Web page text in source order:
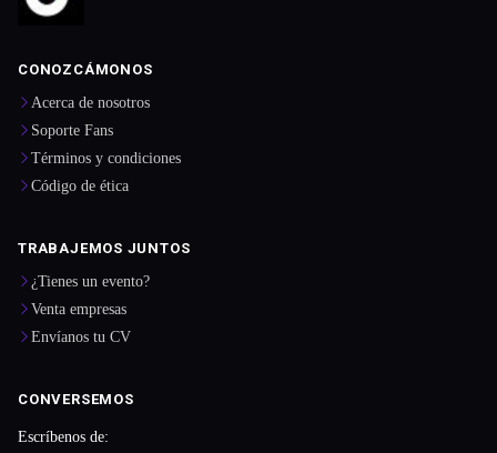
CONOZCÁMONOS
Acerca de nosotros
Soporte Fans
Términos y condiciones
Código de ética
TRABAJEMOS JUNTOS
¿Tienes un evento?
Venta empresas
Envíanos tu CV
CONVERSEMOS
Escríbenos de: